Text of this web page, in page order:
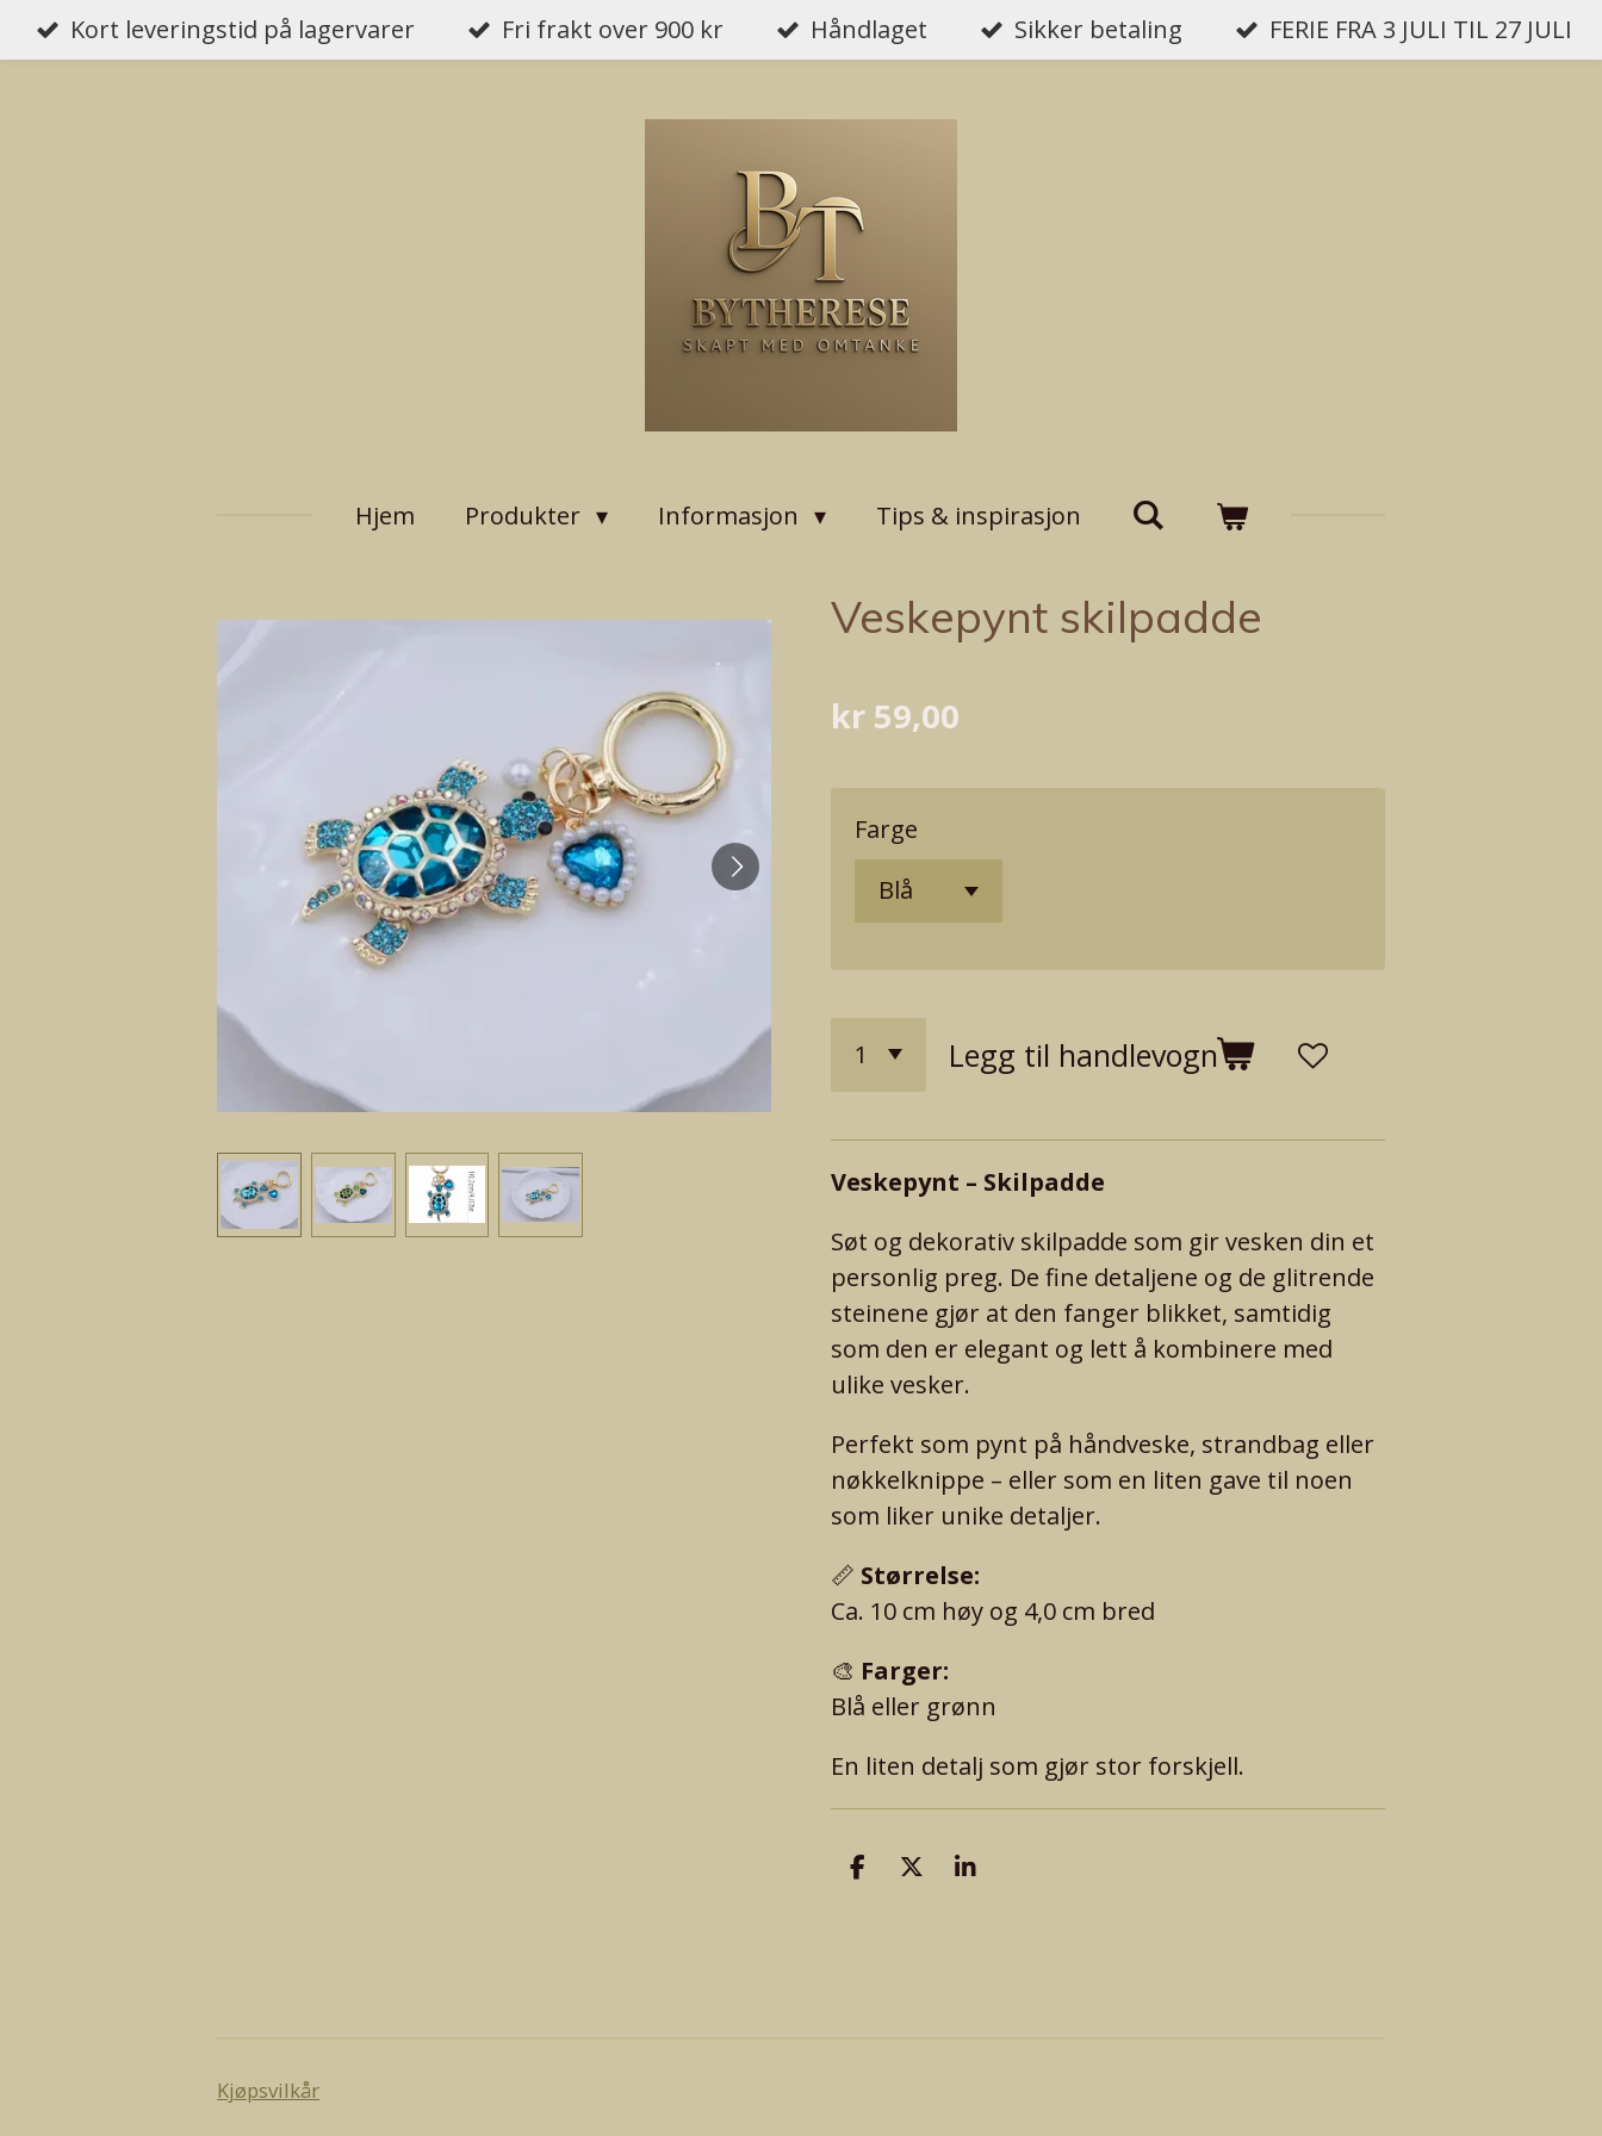
Gå
til
Kort leveringstid på lagervarer Fri frakt over 900 kr Håndlaget Sikker betaling FERIE FRA 3 JULI TIL 27 JULI
Hjem Produkter Informasjon Tips & inspirasjon
Veskepynt skilpadde
kr 59,00
Farge
Legg til handlevogn
Veskepynt – Skilpadde
Søt og dekorativ skilpadde som gir vesken din et
personlig preg. De fine detaljene og de glitrende
steinene gjør at den fanger blikket, samtidig
som den er elegant og lett å kombinere med
ulike vesker.
Perfekt som pynt på håndveske, strandbag eller
nøkkelknippe – eller som en liten gave til noen
som liker unike detaljer.
📏 Størrelse:
Ca. 10 cm høy og 4,0 cm bred
🎨 Farger:
Blå eller grønn
En liten detalj som gjør stor forskjell.
D
D
D
Kjøpsvilkår